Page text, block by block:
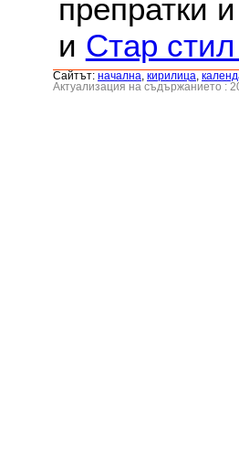
препратки
и Стар
Сайтът: началнa кирилица
Актуализация на съдържанието :